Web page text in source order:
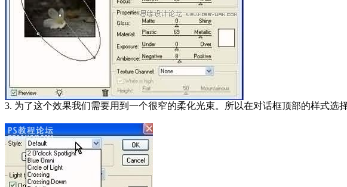
3. 为了这个效果我们需要用到一个很窄的柔化光束。所以在对话框顶部的样式选